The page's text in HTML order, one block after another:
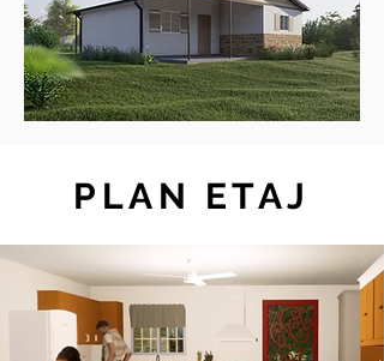
PLAN ETAJ